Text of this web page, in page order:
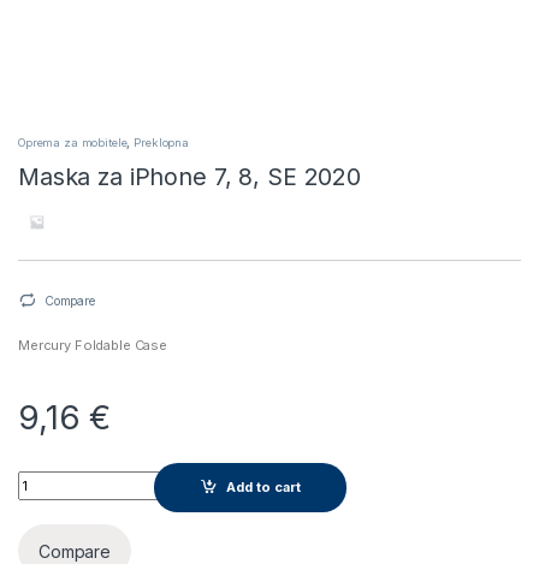
Oprema za mobitele, Preklopna
Maska za iPhone 7, 8, SE 2020
Compare
Mercury Foldable Case
9,16€
Maska za iPhone 7, 8, SE 2020 quantity
Add to cart
Compare